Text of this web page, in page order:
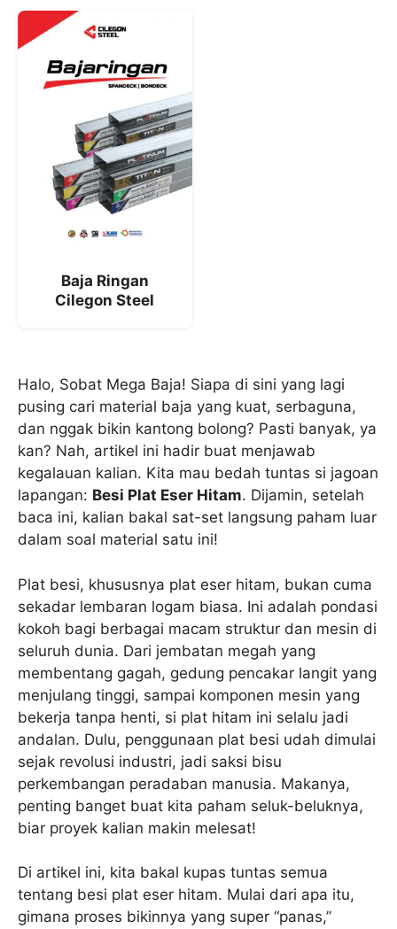
Baja Ringan
Cilegon Steel
Halo, Sobat Mega Baja! Siapa di sini yang lagi
pusing cari material baja yang kuat, serbaguna,
dan nggak bikin kantong bolong? Pasti banyak, ya
kan? Nah, artikel ini hadir buat menjawab
kegalauan kalian. Kita mau bedah tuntas si jagoan
lapangan: Besi Plat Eser Hitam. Dijamin, setelah
baca ini, kalian bakal sat-set langsung paham luar
dalam soal material satu ini!
Plat besi, khususnya plat eser hitam, bukan cuma
sekadar lembaran logam biasa. Ini adalah pondasi
kokoh bagi berbagai macam struktur dan mesin di
seluruh dunia. Dari jembatan megah yang
membentang gagah, gedung pencakar langit yang
menjulang tinggi, sampai komponen mesin yang
bekerja tanpa henti, si plat hitam ini selalu jadi
andalan. Dulu, penggunaan plat besi udah dimulai
sejak revolusi industri, jadi saksi bisu
perkembangan peradaban manusia. Makanya,
penting banget buat kita paham seluk-beluknya,
biar proyek kalian makin melesat!
Di artikel ini, kita bakal kupas tuntas semua
tentang besi plat eser hitam. Mulai dari apa itu,
gimana proses bikinnya yang super “panas,”